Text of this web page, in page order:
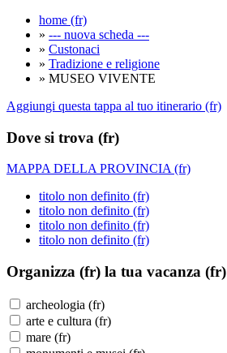
home (fr)
» --- nuova scheda ---
» Custonaci
» Tradizione e religione
» MUSEO VIVENTE
Aggiungi questa tappa al tuo itinerario (fr)
Dove si trova (fr)
MAPPA DELLA PROVINCIA (fr)
titolo non definito (fr)
titolo non definito (fr)
titolo non definito (fr)
titolo non definito (fr)
Organizza (fr) la tua vacanza (fr)
archeologia (fr)
arte e cultura (fr)
mare (fr)